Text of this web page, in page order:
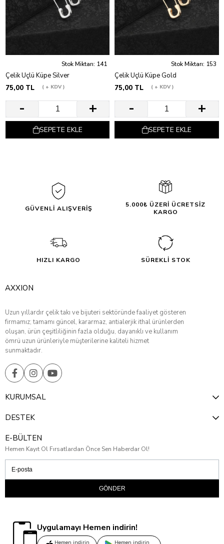
Stok Miktarı: 141
Çelik Üçlü Küpe Silver
75,00 TL
+ KDV
SEPETE EKLE
Stok Miktarı: 153
Çelik Üçlü Küpe Gold
75,00 TL
+ KDV
SEPETE EKLE
GÜVENLİ ALIŞVERİŞ
5.000₺ ÜZERİ ÜCRETSİZ
KARGO
HIZLI KARGO SÜREKLİ STOK
AXXION
Uzun yıllardır çelik takı ve bijuteri sektöründe faaliyet gösteren
firmamız; tamamı güncel, kararmaz, antialerjik ithal ürünlerden
oluşan, ürün çeşitliliğinin fazla olduğu, dayanıklı ve kullanım
ömrü uzun ürünleriyle müşterilerine kaliteli hizmet
sunmaktadır.
KURUMSAL
DESTEK
E-BÜLTEN
Hemen Kayıt Ol Fırsatlardan Önce Sen Haberdar Ol!
GÖNDER
Uygulamayı Hemen indirin!
Hemen indirin Hemen indirin